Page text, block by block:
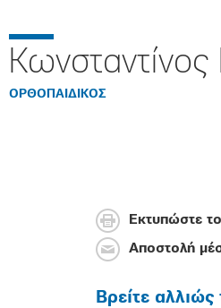
ΟΡΘΟΠΑΙΔΙΚΟΣ
Εκτυπώστε
Αποστολή
Βρείτε αλλιώς